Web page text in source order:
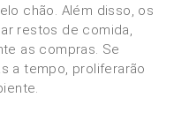
chão. Além disso, os
restos de comida,
as compras. Se
a tempo, proliferarão